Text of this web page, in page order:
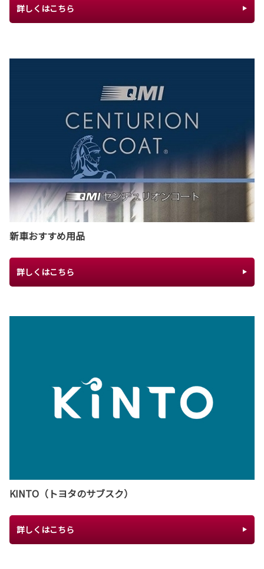
詳しくはこちら
新車おすすめ用品
詳しくはこちら
KINTO（トヨタのサブスク）
詳しくはこちら